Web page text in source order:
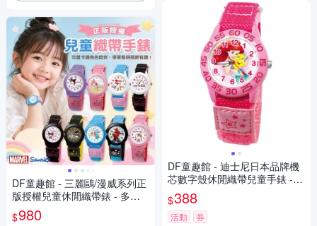
DF童趣館 - 三麗鷗/漫威系列正
版授權兒童休閒織帶錶 - 多款
可選
$980
DF童趣館 - 迪士尼日本品牌機
芯數字殼休閒織帶兒童手錶 -
多款可選
$388
活動 券